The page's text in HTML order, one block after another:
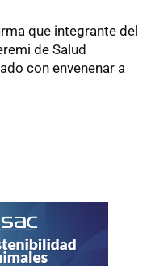
que integrante del
de Salud
con envenenar a